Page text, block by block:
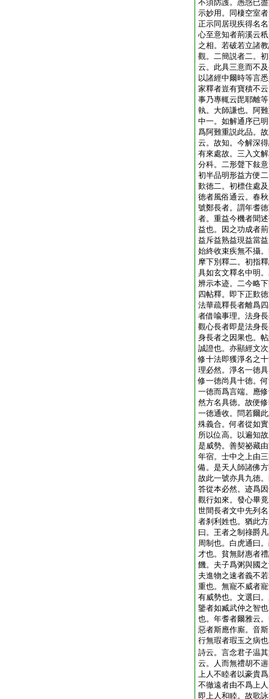
不須防護。愚惑已
示妙用。同棲空室
正示同居現疾得名
心至意知者荊溪云
之相。若破若立諸
觀。二簡説者二。
云。此具三意而不
以諸經中爾時等言
家釋者豈有寶積不
事乃專輒云毘耶離
執。大師謙也。阿
中一。如解通序已
爲阿難重説此品。
云。故知。今解深
有來處故。三入文
分科。二形聲下敍
初半品明形益方便
歎徳二。初標住處
徳者風俗通云。春
號鄭長者。謂年耆
者。重益今機者聞
益也。因之功成者
益斥益熟益現益當
始終收束疾無不攝
摩下別釋二。初指
具如玄文釋名中明
辨示本迹。二今略
四帖釋。即下正歎
法華疏釋長者離爲
者借喩事理。法身
觀心長者即是法身
身長者之因果也。
誠證也。亦顯經文
修十法即獲淨名之
理必然。淨名一徳
修一徳尚具十徳。
一徳而爲言端。應
然方名具徳。故便
一徳通收。問若爾
殊義合。何者從如
所以位高。以遍知
是威勢。善契祕藏
年宿。士中之上由
備。是天人師諸佛
故此一號亦具九徳
答從本必然。迹爲
觀行如來。發心畢
世間長者文中先列
者刹利姓也。猶此
曰。王者之制祿爵
周制也。白虎通曰
才也。貧無財惠者
饑。夫子爲粥與國
夫進物之速者義不
重也。無寵不威者
有威勢也。文選曰
鑒者如臧武仲之智
也。年耆者爾雅云
惡者斯應作廝。音
行無瑕者瑕玉之病
詩云。言念君子温
云。人而無禮胡不
上人不睦者以豪貴
不徹遠者由不爲上
即上人和睦。故歌